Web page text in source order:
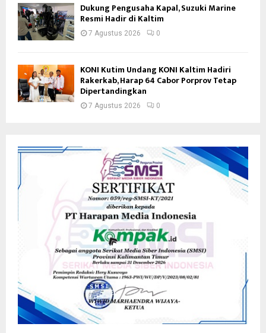
Dukung Pengusaha Kapal, Suzuki Marine
Resmi Hadir di Kaltim
7 Agustus 2026 0
KONI Kutim Undang KONI Kaltim Hadiri
Rakerkab, Harap 64 Cabor Porprov Tetap
Dipertandingkan
7 Agustus 2026 0